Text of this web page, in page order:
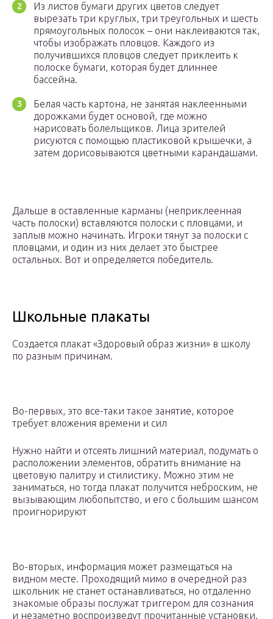
Из листов бумаги других цветов следует
вырезать три круглых, три треугольных и шесть
прямоугольных полосок – они наклеиваются так,
чтобы изображать пловцов. Каждого из
получившихся пловцов следует приклеить к
полоске бумаги, которая будет длиннее
бассейна.
Белая часть картона, не занятая наклеенными
дорожками будет основой, где можно
нарисовать болельщиков. Лица зрителей
рисуются с помощью пластиковой крышечки, а
затем дорисовываются цветными карандашами.
Дальше в оставленные карманы (неприклеенная
часть полоски) вставляются полоски с пловцами, и
заплыв можно начинать. Игроки тянут за полоски с
пловцами, и один из них делает это быстрее
остальных. Вот и определяется победитель.
Школьные плакаты
Создается плакат «Здоровый образ жизни» в школу
по разным причинам.
Во-первых, это все-таки такое занятие, которое
требует вложения времени и сил
Нужно найти и отсеять лишний материал, подумать о
расположении элементов, обратить внимание на
цветовую палитру и стилистику. Можно этим не
заниматься, но тогда плакат получится неброским, не
вызывающим любопытство, и его с большим шансом
проигнорируют
Во-вторых, информация может размещаться на
видном месте. Проходящий мимо в очередной раз
школьник не станет останавливаться, но отдаленно
знакомые образы послужат триггером для сознания
и незаметно воспроизведут прочитанные установки.